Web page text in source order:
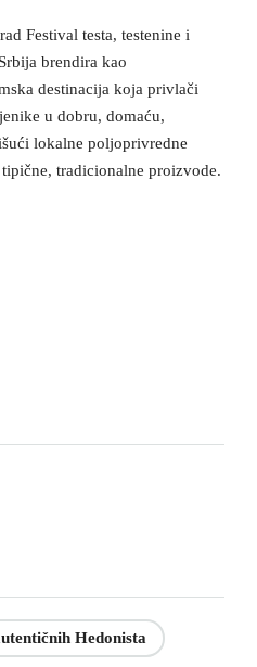
Festival testa, testenine i
brendira kao
destinacija koja privlači
u dobru, domaću,
lokalne poljoprivredne
tradicionalne proizvode.
Hedonista